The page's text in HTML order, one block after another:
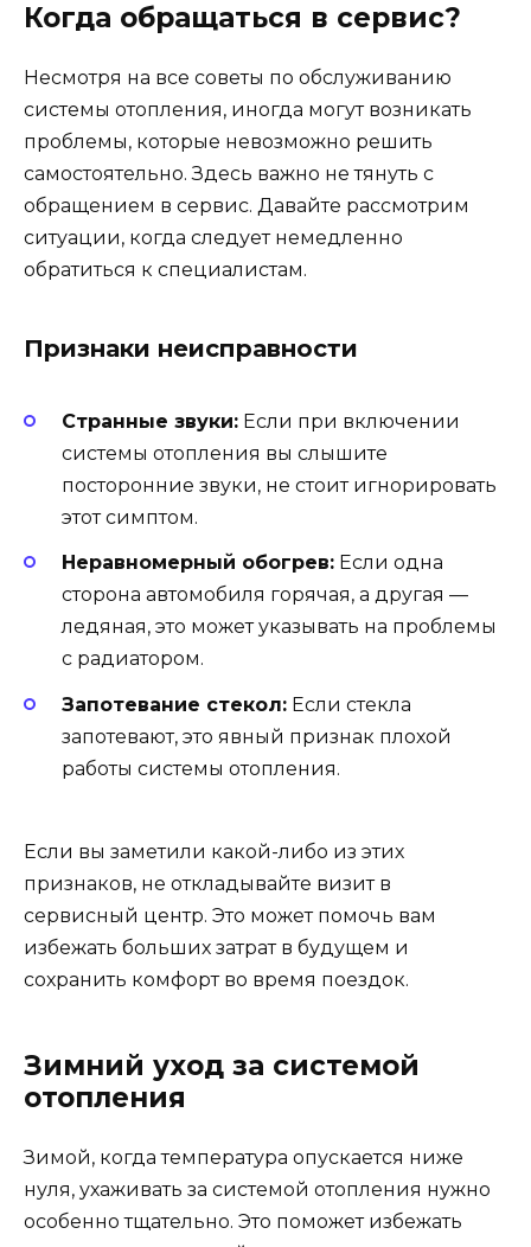
Когда обращаться в сервис?
Несмотря на все советы по обслуживанию
системы отопления, иногда могут возникать
проблемы, которые невозможно решить
самостоятельно. Здесь важно не тянуть с
обращением в сервис. Давайте рассмотрим
ситуации, когда следует немедленно
обратиться к специалистам.
Признаки неисправности
Странные звуки: Если при включении
системы отопления вы слышите
посторонние звуки, не стоит игнорировать
этот симптом.
Неравномерный обогрев: Если одна
сторона автомобиля горячая, а другая —
ледяная, это может указывать на проблемы
с радиатором.
Запотевание стекол: Если стекла
запотевают, это явный признак плохой
работы системы отопления.
Если вы заметили какой-либо из этих
признаков, не откладывайте визит в
сервисный центр. Это может помочь вам
избежать больших затрат в будущем и
сохранить комфорт во время поездок.
Зимний уход за системой
отопления
Зимой, когда температура опускается ниже
нуля, ухаживать за системой отопления нужно
особенно тщательно. Это поможет избежать